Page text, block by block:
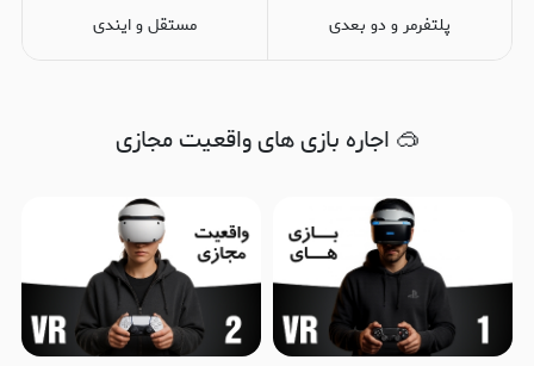
پلتفرمر و دو بعدی مستقل و ایندی
🥽 اجاره بازی های واقعیت مجازی